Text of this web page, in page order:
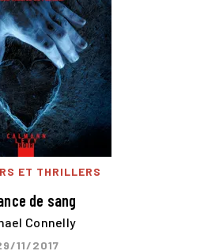
ET THRILLERS
de sang
Connelly
11/2017